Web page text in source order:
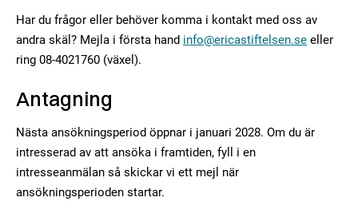
Har du frågor eller behöver komma i kontakt med oss av
andra skäl? Mejla i första hand info@ericastiftelsen.se eller
ring 08-4021760 (växel).
Antagning
Nästa ansökningsperiod öppnar i januari 2028. Om du är
intresserad av att ansöka i framtiden, fyll i en
intresseanmälan så skickar vi ett mejl när
ansökningsperioden startar.